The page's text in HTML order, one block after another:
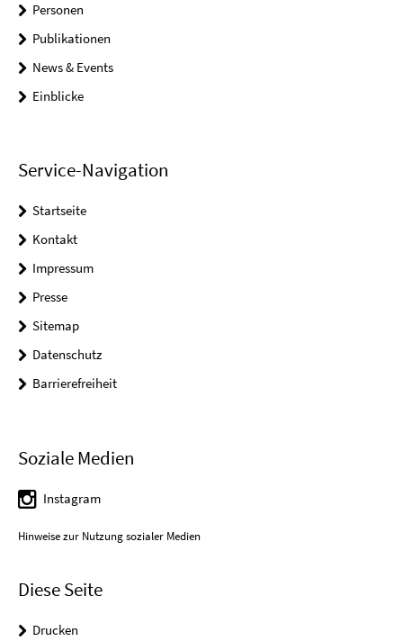
Personen
Publikationen
News & Events
Einblicke
Service-Navigation
Startseite
Kontakt
Impressum
Presse
Sitemap
Datenschutz
Barrierefreiheit
Soziale Medien
Instagram
Hinweise zur Nutzung sozialer Medien
Diese Seite
Drucken